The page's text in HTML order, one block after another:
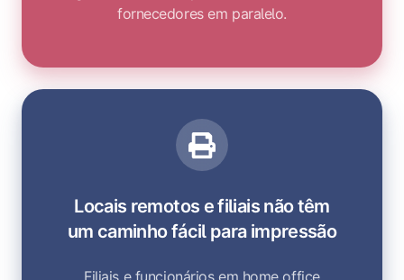
fornecedores em paralelo.
Locais remotos e filiais não têm
um caminho fácil para impressão
Filiais e funcionários em home office